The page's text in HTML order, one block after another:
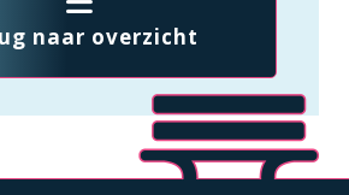
naar overzicht